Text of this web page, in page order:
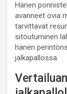
Hänen
avanneet ovia
tarvittavat
sitoutuminen
hänen
jalkapallossa.